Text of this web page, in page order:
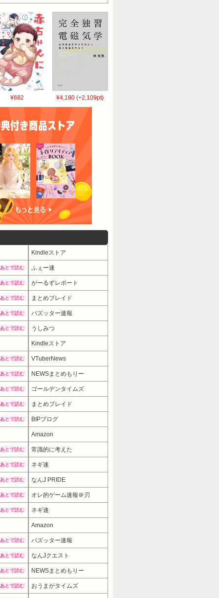
¥682 ¥4,180 (+2,109pt)
Kindleストア
あとで読む ふぇー速
あとで読む がーるずレポート
あとで読む まとめブレイド
あとで読む バズッター速報
あとで読む うしみつ
Kindleストア
あとで読む VTuberNews
あとで読む NEWSまとめもりー
あとで読む ゴールデンタイムズ
あとで読む まとめブレイド
あとで読む BIPブログ
Amazon
あとで読む 常識的に考えた
あとで読む ネギ速
あとで読む なんJ PRIDE
あとで読む オレ的ゲーム速報＠刃
あとで読む ネギ速
Amazon
あとで読む バズッター速報
あとで読む なんJクエスト
あとで読む NEWSまとめもりー
あとで読む おうまがタイムズ